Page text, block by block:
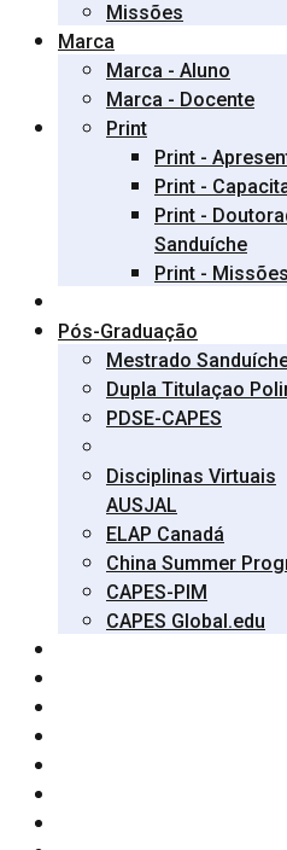
Missões
Marca
Marca - Aluno
Marca - Docente
Print
Print -
Print -
Print -
Sanduíche
Print - Missões
Pós-Graduação
Mestrado
Dupla Titulaçao
PDSE-CAPES
Disciplinas Virtuais
AUSJAL
ELAP Canadá
China Summer
CAPES-PIM
CAPES Global.edu